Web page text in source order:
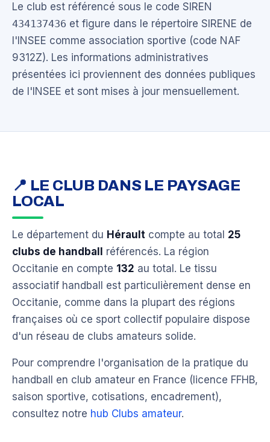
Le club est référencé sous le code SIREN
434137436 et figure dans le répertoire SIRENE de
l'INSEE comme association sportive (code NAF
9312Z). Les informations administratives
présentées ici proviennent des données publiques
de l'INSEE et sont mises à jour mensuellement.
📍 LE CLUB DANS LE PAYSAGE
LOCAL
Le département du Hérault compte au total 25
clubs de handball
référencés. La région
Occitanie en compte 132 au total. Le tissu
associatif handball est particulièrement dense en
Occitanie, comme dans la plupart des régions
françaises où ce sport collectif populaire dispose
d'un réseau de clubs amateurs solide.
Pour comprendre l'organisation de la pratique du
handball en club amateur en France (licence FFHB,
saison sportive, cotisations, encadrement),
consultez notre hub Clubs amateur.